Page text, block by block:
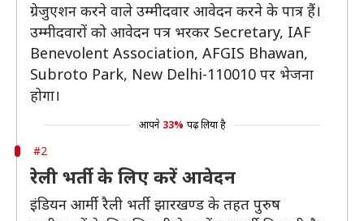
ग्रेजुएशन करने वाले उम्मीदवार आवेदन करने के पात्र हैं।
उम्मीदवारों को आवेदन पत्र भरकर Secretary, IAF
Benevolent Association, AFGIS Bhawan,
Subroto Park, New Delhi-110010 पर भेजना
होगा।
आपने 33% पढ़ लिया है
#2
रेली भर्ती के लिए करें आवेदन
इंडियन आर्मी रैली भर्ती झारखण्ड के तहत पुरुष